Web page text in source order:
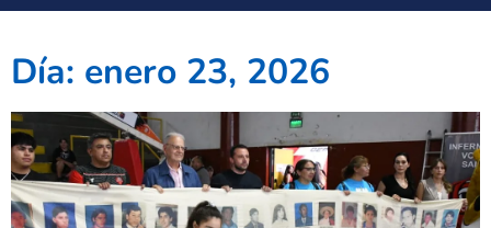
Día: enero 23, 2026